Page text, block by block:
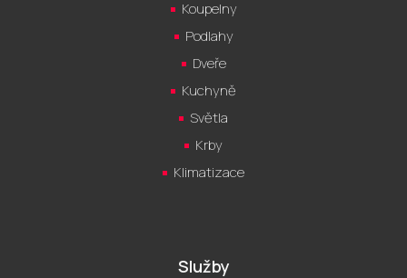
Koupelny
Podlahy
Dveře
Kuchyně
Světla
Krby
Klimatizace
Služby